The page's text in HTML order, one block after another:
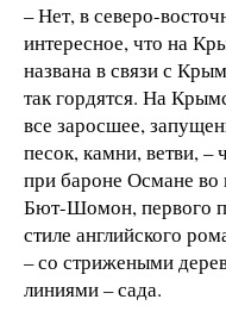
– Нет, в северо-
интересное, что на
названа в связи с
так гордятся. На
все заросшее,
песок, камни, ветви, –
при бароне Османе
Бют-Шомон, первого
стиле английского
– со стрижеными
линиями – сада.